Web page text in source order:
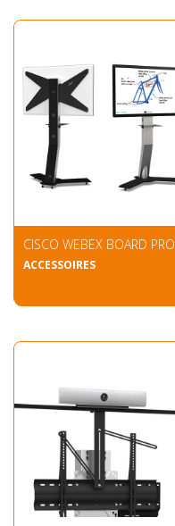
CISCO WEBEX BOARD PRO
ACCESSOIRES